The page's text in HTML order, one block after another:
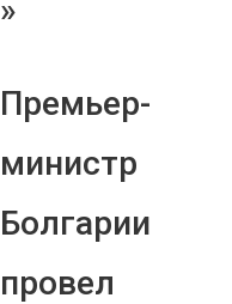
»
Премьер-
министр
Болгарии
провел